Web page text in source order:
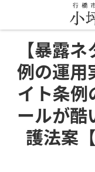
【暴露
例の運用
イト条例
ールが酷
護法案